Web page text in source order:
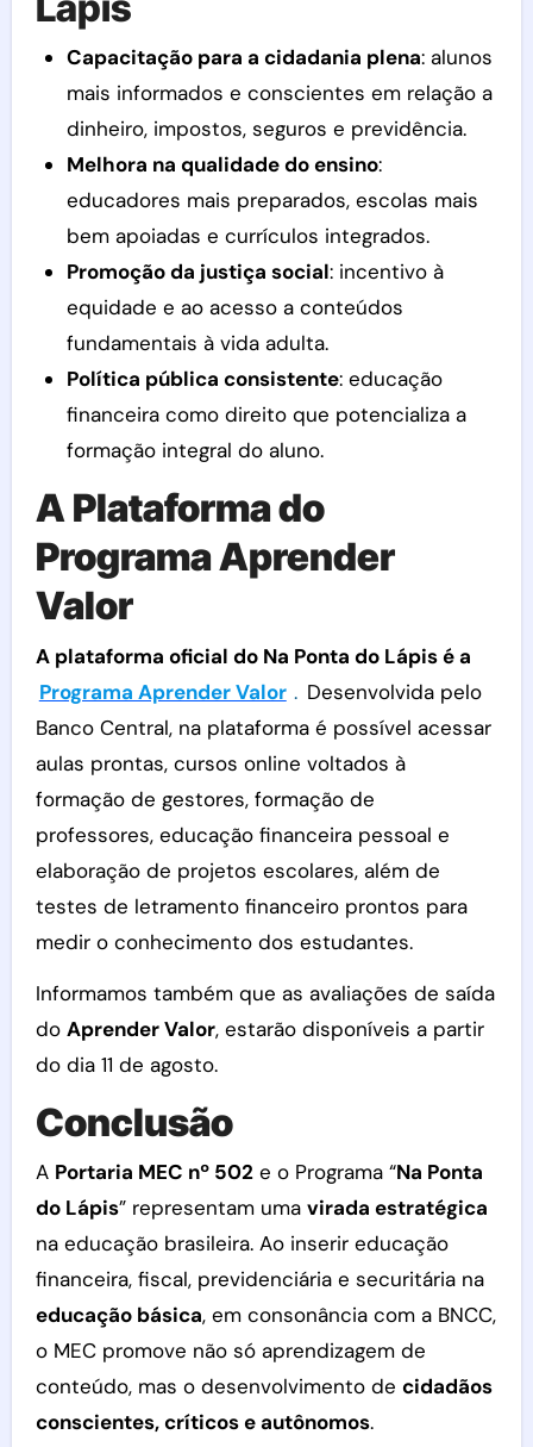
Capacitação para a cidadania plena: alunos
mais informados e conscientes em relação a
dinheiro, impostos, seguros e previdência.
Melhora na qualidade do ensino:
educadores mais preparados, escolas mais
bem apoiadas e currículos integrados.
Promoção da justiça social: incentivo à
equidade e ao acesso a conteúdos
fundamentais à vida adulta.
Política pública consistente: educação
financeira como direito que potencializa a
formação integral do aluno.
A Plataforma do
Programa Aprender
Valor
A plataforma oficial do Na Ponta do Lápis é a
Programa Aprender Valor . Desenvolvida pelo
Banco Central, na plataforma é possível acessar
aulas prontas, cursos online voltados à
formação de gestores, formação de
professores, educação financeira pessoal e
elaboração de projetos escolares, além de
testes de letramento financeiro prontos para
medir o conhecimento dos estudantes.
Informamos também que as avaliações de saída
do Aprender Valor, estarão disponíveis a partir
do dia 11 de agosto.
Conclusão
A Portaria MEC nº 502e o Programa “Na Ponta
do Lápis” representam uma virada estratégica
na educação brasileira. Ao inserir educação
financeira, fiscal, previdenciária e securitária na
educação básica, em consonância com a BNCC,
o MEC promove não só aprendizagem de
conteúdo, mas o desenvolvimento de cidadãos
conscientes, críticos e autônomos.